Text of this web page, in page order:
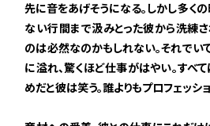
先に音をあげそうになる。しかし多く
ない行間まで汲みとった彼から洗練
のは必然なのかもしれない。それでい
に溢れ、驚くほど仕事がはやい。すべ
めだと彼は笑う。誰よりもプロフェッシ